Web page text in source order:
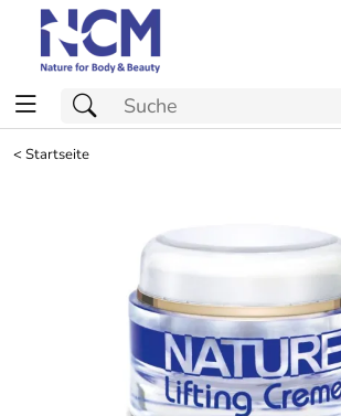
<Startseite